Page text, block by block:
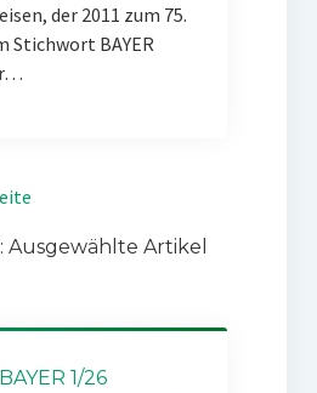
der 2011 zum 75.
Stichwort BAYER
Ausgewählte Artikel
1/26